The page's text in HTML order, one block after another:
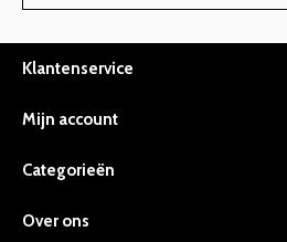
Klantenservice
Mijn account
Categorieën
Over ons